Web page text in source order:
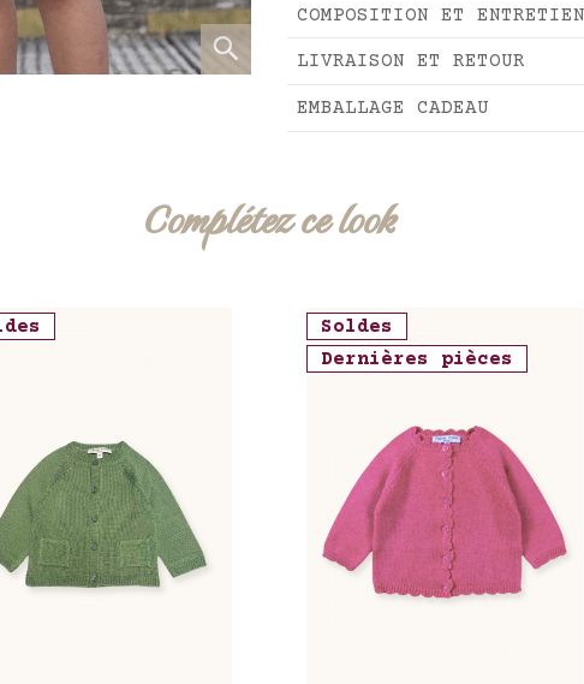
COMPOSITION ET ENTRETIEN
LIVRAISON ET RETOUR
EMBALLAGE CADEAU
Complétez ce look
Soldes
Dernières pièces